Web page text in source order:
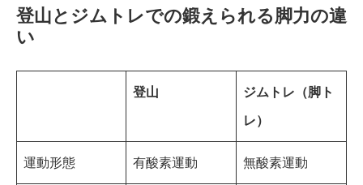
登山とジムトレでの鍛えられる脚力の違
い
登山 ジムトレ（脚ト
レ）
運動形態 有酸素運動 無酸素運動